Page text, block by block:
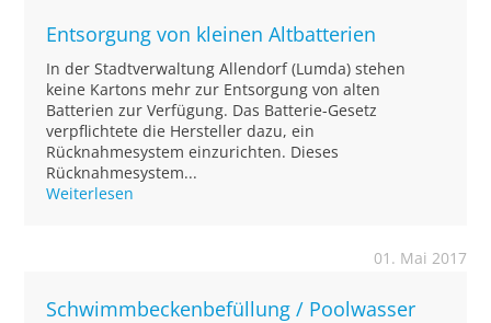
Entsorgung von kleinen Altbatterien
In der Stadtverwaltung Allendorf (Lumda) stehen
keine Kartons mehr zur Entsorgung von alten
Batterien zur Verfügung. Das Batterie-Gesetz
verpflichtete die Hersteller dazu, ein
Rücknahmesystem einzurichten. Dieses
Rücknahmesystem...
Weiterlesen
01. Mai 2017
Schwimmbeckenbefüllung / Poolwasser